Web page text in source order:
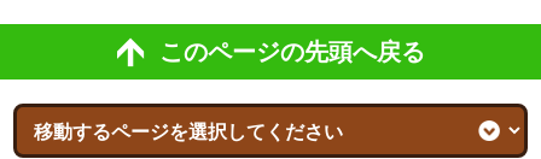
このページの先頭へ戻る